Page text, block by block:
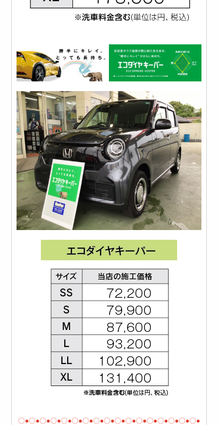
〇●〇●〇●〇●〇●〇●〇●〇●〇●〇●〇●〇●〇●〇●〇●〇●〇●